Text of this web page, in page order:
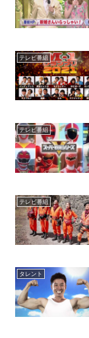
テレビ番組
テレビ番組
テレビ番組
タレント